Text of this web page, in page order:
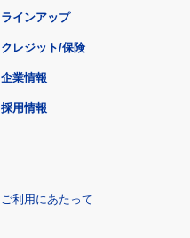
ラインアップ
クレジット/保険
企業情報
採用情報
ご利用にあたって